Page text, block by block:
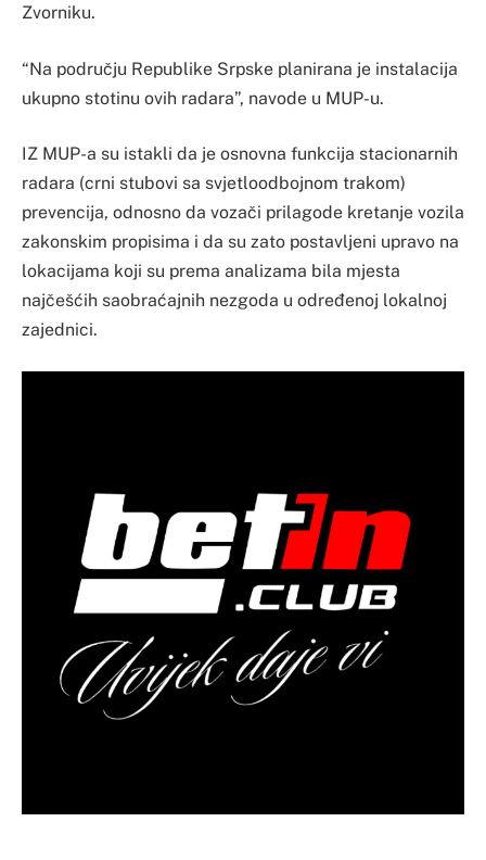
Zvorniku.
“Na području Republike Srpske planirana je instalacija
ukupno stotinu ovih radara”, navode u MUP-u.
IZ MUP-a su istakli da je osnovna funkcija stacionarnih
radara (crni stubovi sa svjetloodbojnom trakom)
prevencija, odnosno da vozači prilagode kretanje vozila
zakonskim propisima i da su zato postavljeni upravo na
lokacijama koji su prema analizama bila mjesta
najčešćih saobraćajnih nezgoda u određenoj lokalnoj
zajednici.